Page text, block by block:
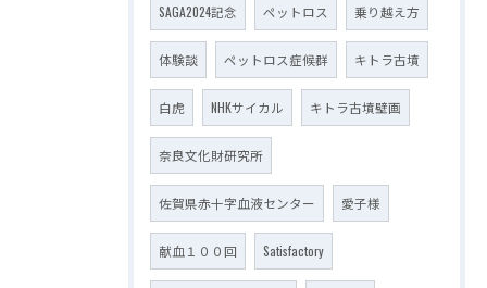
SAGA2024記念 ペットロス 乗り越え方
体験談 ペットロス症候群 キトラ古墳
白虎 NHKサイカル キトラ古墳壁画
奈良文化財研究所
佐賀県赤十字血液センター 愛子様
献血１００回 Satisfactory